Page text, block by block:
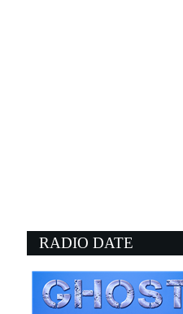
20:12:58
DEPECHE
Sony Music (SME)
RADIO DATE